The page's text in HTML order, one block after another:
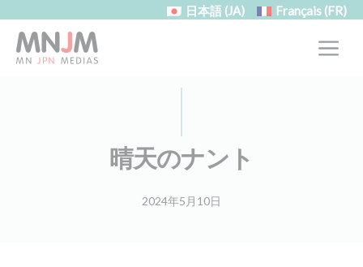
日本語 (JA) Français (FR)
晴天のナント
2024年5月10日
クッキー利用の管理について